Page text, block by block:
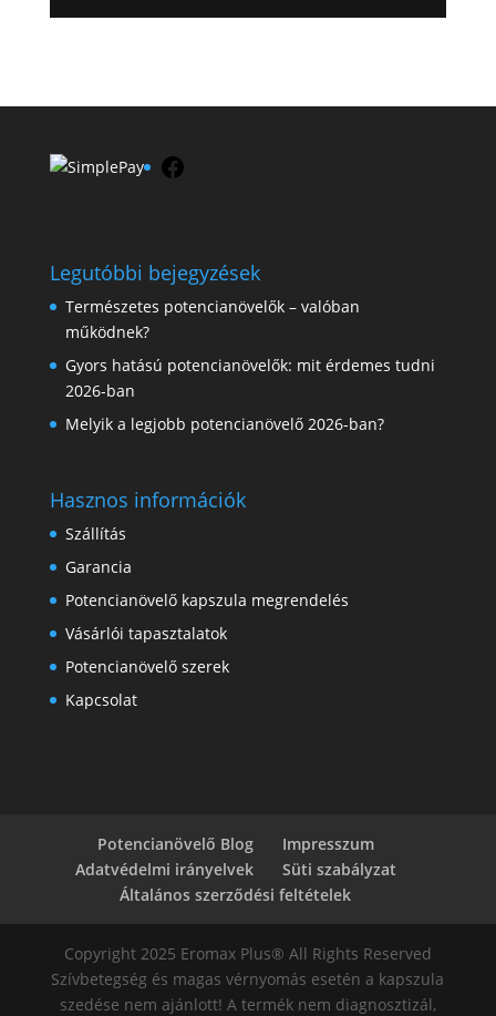
Legutóbbi bejegyzések
Természetes potencianövelők – valóban
működnek?
Gyors hatású potencianövelők: mit érdemes tudni
2026-ban
Melyik a legjobb potencianövelő 2026-ban?
Hasznos információk
Szállítás
Garancia
Potencianövelő kapszula megrendelés
Vásárlói tapasztalatok
Potencianövelő szerek
Kapcsolat
Potencianövelő Blog
Impresszum
Adatvédelmi irányelvek
Süti szabályzat
Általános szerződési feltételek
Copyright 2025 Eromax Plus® All Rights Reserved
Szívbetegség és magas vérnyomás esetén a kapszula
szedése nem ajánlott! A termék nem diagnosztizál,